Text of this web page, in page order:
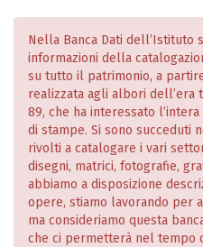
Nella Banca Dati dell’Istituto
informazioni della
su tutto il patrimonio, a
realizzata agli albori dell’era
89, che ha interessato
di stampe. Si sono succeduti
rivolti a catalogare i vari
disegni, matrici, fotografie,
abbiamo a disposizione
opere, stiamo lavorando per
ma consideriamo questa
che ci permetterà nel tempo